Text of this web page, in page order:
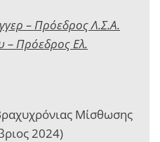
– Πρόεδρος Λ.Σ.Α.
– Πρόεδρος Ελ.
Μίσθωσης
2024)